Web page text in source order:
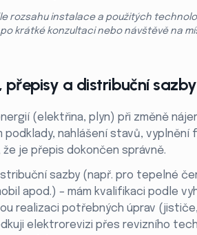
rozsahu instalace a použitých
krátké konzultaci nebo návštěvě na
přepisy a distribuční sazby
(elektřina, plyn) při změně
podklady, nahlášení stavů, vyplnění
že je přepis dokončen správně.
sazby (např. pro tepelné
apod.) – mám kvalifikaci podle
realizaci potřebných úprav
elektrorevizi přes revizního